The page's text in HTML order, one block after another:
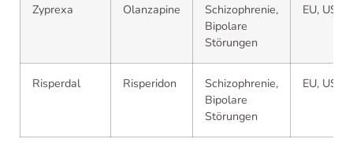
Zyprexa Olanzapine
Schizophrenie,
Bipolare
Störungen
EU, US
Risperdal Risperidon
Schizophrenie,
Bipolare
Störungen
EU, US